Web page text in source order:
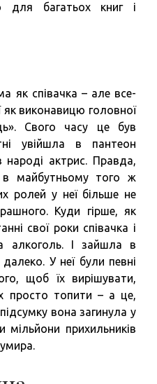
для багатьох книг і
як співачка – але все-
як виконавицю головної
Свого часу це був
увійшла в пантеон
народі актрис. Правда,
майбутньому того ж
ролей у неї більше не
Куди гірше, як
свої роки співачка і
алкоголь. І зайшла в
У неї були певні
щоб їх вирішувати,
просто топити – а це,
вона загинула у
мільйони прихильників